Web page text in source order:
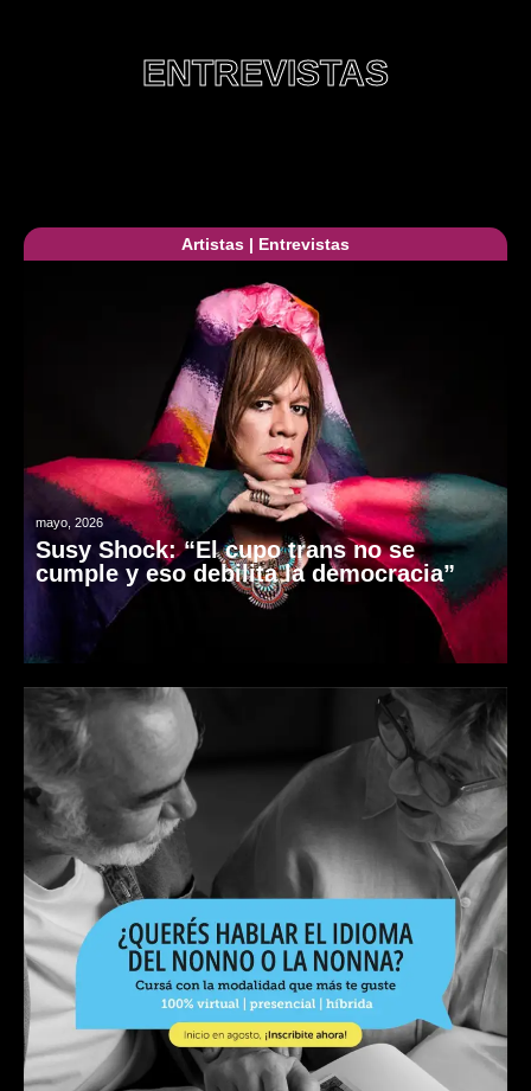
ENTREVISTAS
Artistas | Entrevistas
mayo, 2026
Susy Shock: “El cupo trans no se
cumple y eso debilita la democracia”